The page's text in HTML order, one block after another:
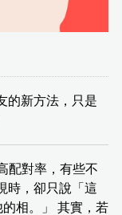
的新方法，只是
配對率，有些不
時，卻只說「這
相。」 其實，若